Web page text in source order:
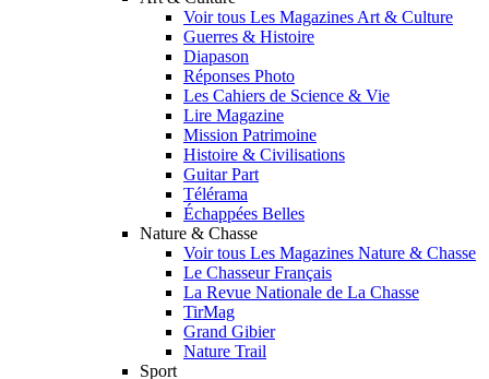
Voir tous Les Magazines Art & Culture
Guerres & Histoire
Diapason
Réponses Photo
Les Cahiers de Science & Vie
Lire Magazine
Mission Patrimoine
Histoire & Civilisations
Guitar Part
Télérama
Échappées Belles
Nature & Chasse
Voir tous Les Magazines Nature & Chasse
Le Chasseur Français
La Revue Nationale de La Chasse
TirMag
Grand Gibier
Nature Trail
Sport